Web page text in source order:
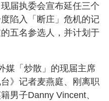
届执委会宣布延任三个
度陷入「断庄」危机的记
五名参选人，并计划于
媒「炒散」的现届主席
》记者麦燕庭、刚离职
男子Danny Vincent、